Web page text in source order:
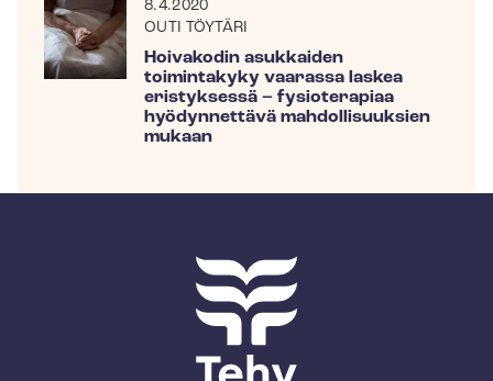
8.4.2020
OUTI TÖYTÄRI
Hoivakodin asukkaiden
toimintakyky vaarassa laskea
eristyksessä – fysioterapiaa
hyödynnettävä mahdollisuuksien
mukaan